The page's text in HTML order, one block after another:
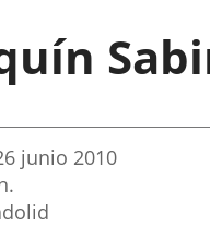
junio 2010